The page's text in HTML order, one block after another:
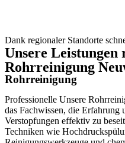
Dank regionaler Standorte
Unsere Leistungen
Rohrreinigung
Rohrreinigung
Professionelle Unsere
das Fachwissen, die Erfahrung
Verstopfungen effektiv zu
Techniken wie